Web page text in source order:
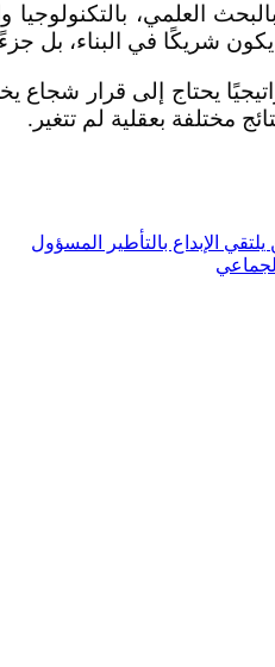
العلمي، بالتكنولوجيا
شريكًا في البناء، بل
يحتاج إلى قرار
مختلفة بعقلية لم تتغير.
الإبداع بالتأطير المسؤول